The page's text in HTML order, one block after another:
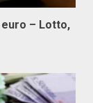
– Lotto,